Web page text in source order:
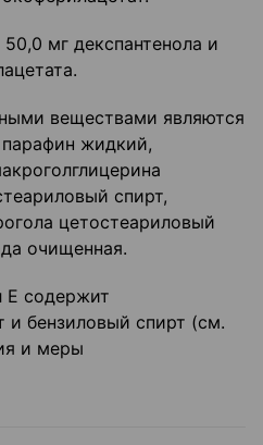
мг декспантенола и
веществами являются
жидкий,
спирт,
цетостеариловый
очищенная.
Е содержит
и бензиловый спирт (см.
и меры